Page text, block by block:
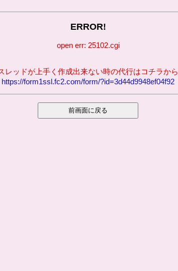
ERROR!
open err: 25102.cgi
レッドが上手く作成出来ない時の代行はコチラから
https://form1ssl.fc2.com/form/?id=3d44d9948ef04f92